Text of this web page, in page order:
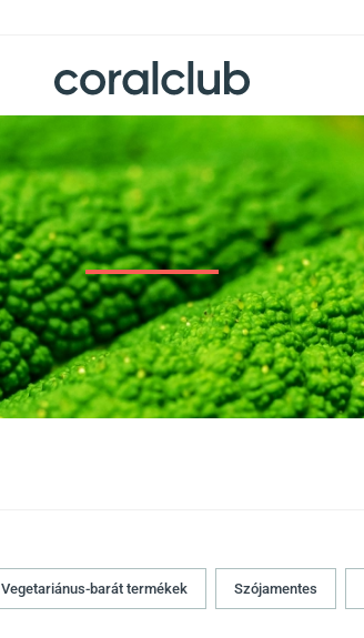
Vegetariánus-barát termékek Szójamentes